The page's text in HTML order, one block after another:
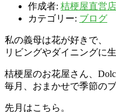
作成者: 桔梗屋直営
カテゴリー: ブログ
私の義母は花が好きで、
リビングやダイニングに
桔梗屋のお花屋さん、
毎月、おまかせで季節の
先月はこちら。